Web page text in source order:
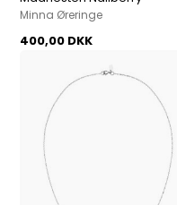
Minna Øreringe
400,00 DKK